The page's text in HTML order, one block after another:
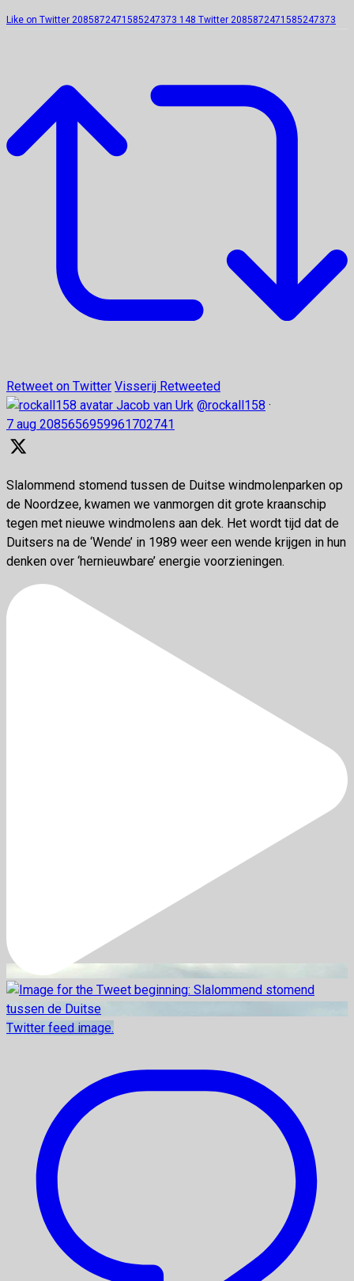
Like on Twitter 2085872471585247373 148 Twitter 2085872471585247373
Retweet on Twitter Visserij Retweeted
Jacob van Urk @rockall158 ·
7 aug 2085656959961702741
Slalommend stomend tussen de Duitse windmolenparken op
de Noordzee, kwamen we vanmorgen dit grote kraanschip
tegen met nieuwe windmolens aan dek. Het wordt tijd dat de
Duitsers na de ‘Wende’ in 1989 weer een wende krijgen in hun
denken over ‘hernieuwbare’ energie voorzieningen.
Twitter feed image.